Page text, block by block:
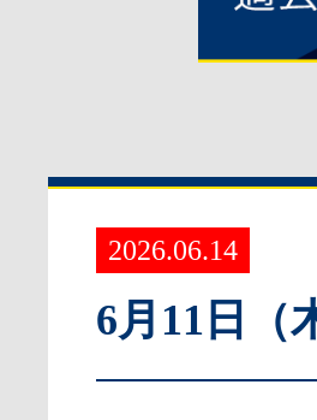
2026.06.14
6月11日（